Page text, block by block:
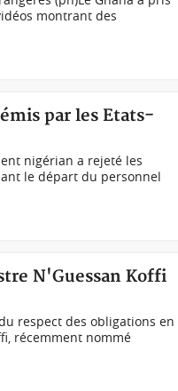
montrant des
par les Etats-
nigérian a rejeté les
le départ du personnel
N'Guessan Koffi
respect des obligations en
récemment nommé